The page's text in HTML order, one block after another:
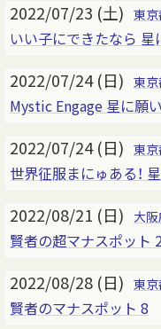
2022/07/23 (土) 東京
いい子にできたなら 星
2022/07/24 (日) 東京
Mystic Engage 星に願
2022/07/24 (日) 東京
世界征服まにゅある！
2022/08/21 (日) 大
賢者の超マナスポット
2022/08/28 (日) 東京
賢者のマナスポット 8